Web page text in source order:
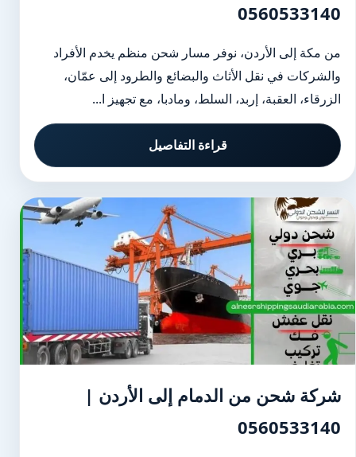
0560533140
من مكة إلى الأردن، نوفر مسار شحن منظم يخدم الأفراد
والشركات في نقل الأثاث والبضائع والطرود إلى عمّان،
الزرقاء، العقبة، إربد، السلط، ومادبا، مع تجهيز ا...
قراءة التفاصيل
شركة شحن من الدمام إلى الأردن |
0560533140